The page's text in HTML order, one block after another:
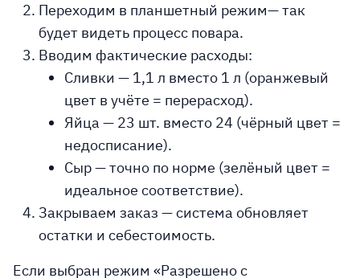
Переходим в планшетный режим— так
будет видеть процесс повара.
Вводим фактические расходы:
Сливки — 1,1 л вместо 1 л (оранжевый
цвет в учёте = перерасход).
Яйца — 23 шт. вместо 24 (чёрный цвет =
недосписание).
Сыр — точно по норме (зелёный цвет =
идеальное соответствие).
Закрываем заказ — система обновляет
остатки и себестоимость.
Если выбран режим «Разрешено с